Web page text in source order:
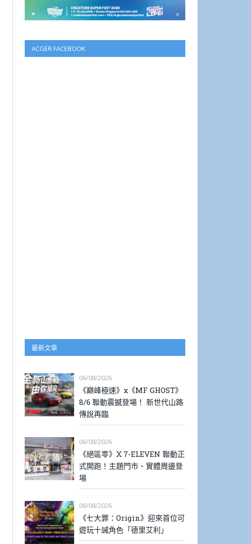
ACGER FACEBOOK
最新文章
06/08/2026
《巔峰極速》x《MF GHOST》
8/6 聯動震撼登場！ 新世代山路
傳說再臨
06/08/2026
《絕區零》X 7-ELEVEN 聯動正
式開跑！主題門市、實體周邊登
場
06/08/2026
《七大罪：Origin》迎來首位可
遊玩十誡角色「德里艾利」